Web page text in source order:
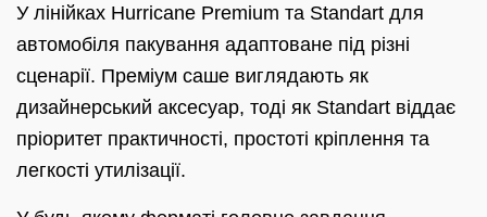
У лінійках Hurricane Premium та Standart для
автомобіля пакування адаптоване під різні
сценарії. Преміум саше виглядають як
дизайнерський аксесуар, тоді як Standart віддає
пріоритет практичності, простоті кріплення та
легкості утилізації.